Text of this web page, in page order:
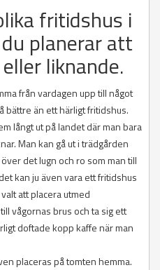
fritidshus i
planerar att
liknande.
från vardagen upp till något
bättre än ett härligt fritidshus.
långt ut på landet där man bara
Man kan gå ut i trädgården
det lugn och ro som man till
kan ju även vara ett fritidshus
att placera utmed
vågornas brus och ta sig ett
doftade kopp kaffe när man
placeras på tomten hemma.